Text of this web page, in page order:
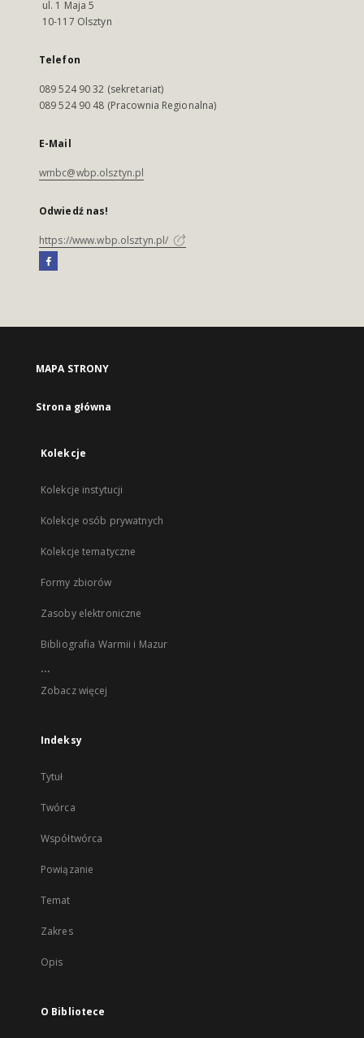
ul. 1 Maja 5
10-117 Olsztyn
Telefon
089 524 90 32 (sekretariat)
089 524 90 48 (Pracownia Regionalna)
E-Mail
wmbc@wbp.olsztyn.pl
Odwiedź nas!
https://www.wbp.olsztyn.pl/
MAPA STRONY
Strona główna
Kolekcje
Kolekcje instytucji
Kolekcje osób prywatnych
Kolekcje tematyczne
Formy zbiorów
Zasoby elektroniczne
Bibliografia Warmii i Mazur
...
Zobacz więcej
Indeksy
Tytuł
Twórca
Współtwórca
Powiązanie
Temat
Zakres
Opis
O Bibliotece